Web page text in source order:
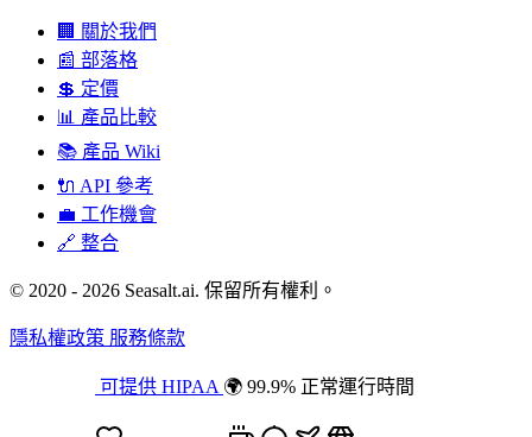
🏢 關於我們
📰 部落格
💲 定價
📊 產品比較
📚 產品 Wiki
🔌 API 參考
💼 工作機會
🔗 整合
© 2020 - 2026 Seasalt.ai. 保留所有權利。
隱私權政策 服務條款
可提供 HIPAA 🌍 99.9% 正常運行時間